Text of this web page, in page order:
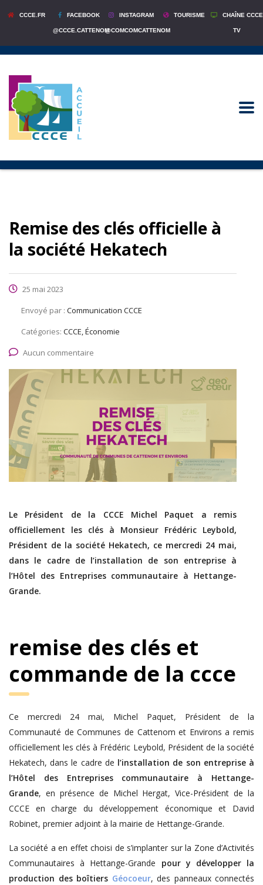
CCCE.FR FACEBOOK
@CCCE.CATTENOM
INSTAGRAM
@COMCOMCATTENOM
TOURISME CHAÎNE CCCE
TV
Remise des clés officielle à
la société Hekatech
25 mai 2023
Envoyé par : Communication CCCE
Catégories: CCCE, Économie
Aucun commentaire
Le Président de la CCCE Michel Paquet a remis
officiellement les clés à Monsieur Frédéric Leybold,
Président de la société Hekatech, ce mercredi 24 mai,
dans le cadre de l’installation de son entreprise à
l’Hôtel des Entreprises communautaire à Hettange-
Grande.
remise des clés et
commande de la ccce
Ce mercredi 24 mai, Michel Paquet, Président de la
Communauté de Communes de Cattenom et Environs a remis
officiellement les clés à Frédéric Leybold, Président de la société
Hekatech, dans le cadre de l’installation de son entreprise à
l’Hôtel des Entreprises communautaire à Hettange-
Grande, en présence de Michel Hergat, Vice-Président de la
CCCE en charge du développement économique et David
Robinet, premier adjoint à la mairie de Hettange-Grande.
La société a en effet choisi de s’implanter sur la Zone d’Activités
Communautaires à Hettange-Grande pour y développer la
production des boîtiers Géocoeur, des panneaux connectés